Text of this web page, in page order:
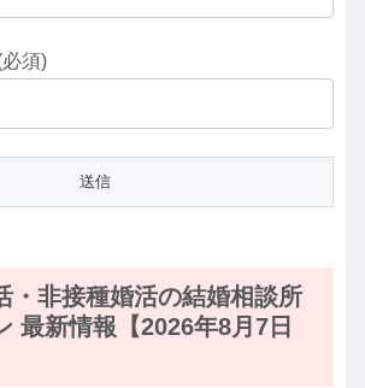
須)
・非接種婚活の結婚相談所
最新情報【2026年8月7日